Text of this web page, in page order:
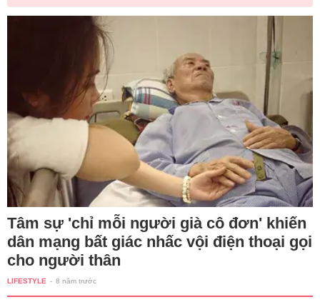
Tâm sự 'chỉ mỗi người già cô đơn' khiến
dân mạng bất giác nhấc vội điện thoại gọi
cho người thân
LIFESTYLE - 8 năm trước